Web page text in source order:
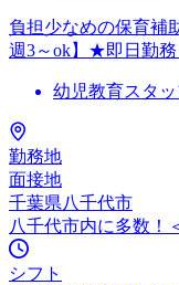
負担少なめの保育補
週3～ok】★即日勤
幼児教育スタッ
勤務地
面接地
千葉県八千代市
八千代市内に多数！
シフト